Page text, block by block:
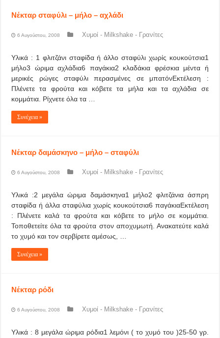
Νέκταρ σταφύλι – μήλο – αχλάδι
6 Αυγούστου, 2008 Χυμοί - Milkshake - Γρανίτες
Υλικά : 1 φλιτζάνι σταφίδα ή άλλο σταφύλι χωρίς κουκούτσια1
μήλο3 ώριμα αχλάδια6 παγάκια2 κλαδάκια φρέσκια μέντα ή
μερικές ρώγες σταφύλι περασμένες σε μπατόνΕκτέλεση :
Πλένετε τα φρούτα και κόβετε τα μήλα και τα αχλάδια σε
κομμάτια. Ρίχνετε όλα τα …
Συνέχεια »
Νέκταρ δαμάσκηνο – μήλο – σταφύλι
6 Αυγούστου, 2008 Χυμοί - Milkshake - Γρανίτες
Υλικά :2 μεγάλα ώριμα δαμάσκηνα1 μήλο2 φλιτζάνια άσπρη
σταφίδα ή άλλα σταφύλια χωρίς κουκούτσια6 παγάκιαΕκτέλεση
: Πλένετε καλά τα φρούτα και κόβετε το μήλο σε κομμάτια.
Τοποθετείτε όλα τα φρούτα στον αποχυμωτή. Ανακατεύτε καλά
το χυμό και τον σερβίρετε αμέσως, …
Συνέχεια »
Νέκταρ ρόδι
6 Αυγούστου, 2008 Χυμοί - Milkshake - Γρανίτες
Υλικά : 8 μεγάλα ώριμα ρόδια1 λεμόνι ( το χυμό του )25-50 γρ.